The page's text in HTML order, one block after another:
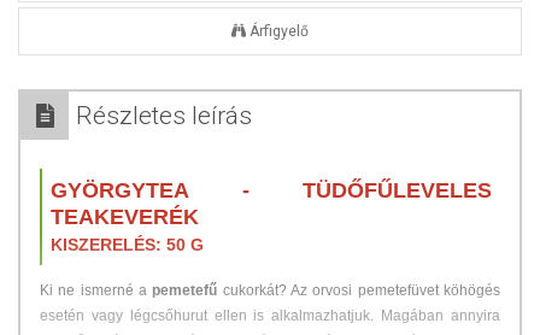
Árfigyelő
Részletes leírás
GYÖRGYTEA - TÜDŐFŰLEVELES
TEAKEVERÉK
KISZERELÉS: 50 G
Ki ne ismerné a pemetefű cukorkát? Az orvosi pemetefüvet köhögés
esetén vagy légcsőhurut ellen is alkalmazhatjuk. Magában annyira